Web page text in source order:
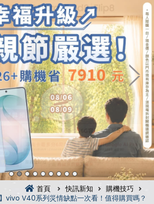
首頁 快訊新知
購機技巧
】vivo V40系列災情缺點一次看！值得購買嗎？